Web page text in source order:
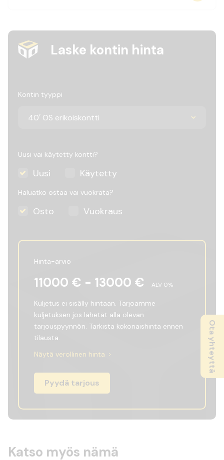
Laske kontin hinta
Kontin tyyppi
Uusi vai käytetty kontti?
Uusi Käytetty
Haluatko ostaa vai vuokrata?
Osto Vuokraus
Hinta-arvio
11000 € - 13000 € ALV 0%
Kuljetus ei sisälly hintaan. Tarjoamme
kuljetuksen jos lähetät alla olevan
tarjouspyynnön. Tarkista kokonaishinta ennen
tilausta.
Näytä verollinen hinta
Pyydä tarjous
Katso myös nämä
Ota yhteyttä